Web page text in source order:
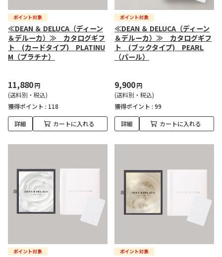
≪DEAN ＆ DELUCA（ディーン
＆デルーカ）≫ カタログギフ
ト (カードタイプ) PLATINU
M（プラチナ）
11,880円
(送料別・税込)
獲得ポイント : 118
詳細 カートに入れる
≪DEAN ＆ DELUCA（ディーン
＆デルーカ）≫ カタログギフ
ト (ブックタイプ) PEARL
（パール）
9,900円
(送料別・税込)
獲得ポイント : 99
詳細 カートに入れる